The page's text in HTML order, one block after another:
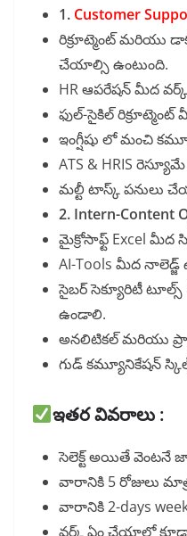
1. Customer
రిక్రూట్మెంట్ మరియు
చేయాల్సి ఉంటుంది.
HR ఆపరేషన్ మీద
ఫుల్-సైకిల్
ఇంగ్షీషు లో మంచి
ATS & HRIS
మల్టీ టాస్క్ పనులు
2. Intern-Content
మైక్రోసాఫ్ట్ Excel మీద
AI-Tools మీద
సైబర్ సెక్యూరిటీ
ఉండాలి.
అనలిటికల్ మరియు
గుడ్ కమ్యూనికేషన్
ఇతర వివరాలు :
సెలెక్ట్ అయితే వెంటనే
వారానికి 5 రోజులు
వారానికి 2-days
వర్క్ ఏం చేయాలో కూడా